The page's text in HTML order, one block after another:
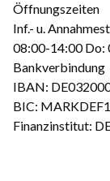
Öffnungszeiten
Inf.- u.
08:00-14:00 Do:
Bankverbindung
IBAN:
BIC:
Finanzinstitut: